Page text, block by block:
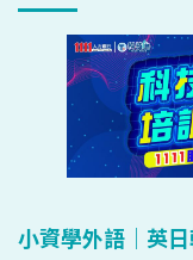
小資學外語｜英